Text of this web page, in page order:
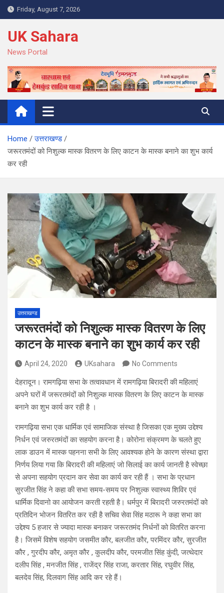
Skip
to
content
Friday, August 7, 2026
UK Sahara
News Portal
Home
उत्तराखण्ड
जरूरतमंदों को निशुल्क मास्क वितरण के लिए काटन के मास्क बनाने का शुभ कार्य
कर रही
उत्तराखण्ड
जरूरतमंदों को निशुल्क मास्क वितरण के लिए
काटन के मास्क बनाने का शुभ कार्य कर रही
April 24, 2020 UKsahara No Comments
देहरादून। रामगढ़िया सभा के तत्वावधान में रामगढ़िया बिरादरी की महिलाएं
अपने घरों में जरूरतमंदों को निशुल्क मास्क वितरण के लिए काटन के मास्क
बनाने का शुभ कार्य कर रही है ।
रामगढ़िया सभा एक धार्मिक एवं सामाजिक संस्था है जिसका एक मुख्य उद्देश्य
निर्धन एवं जरुरतमंदों का सहयोग करना है। कोरोना संक्रमण के चलते हुए
लाक डाउन में मास्क पहनना सभी के लिए आवश्यक होने के कारण संस्था द्वारा
निर्णय लिया गया कि बिरादरी की महिलाएं जो सिलाई का कार्य जानती है स्वेच्छा
से अपना सहयोग प्रदान कर सेवा का कार्य कर रही हैं । सभा के प्रधान
सुरजीत सिंह ने कहा की सभा समय-समय पर निशुल्क स्वास्थ्य शिविर एवं
धार्मिक दिवानो का आयोजन करती रहती है। धर्मपुर में बिरादरी जरुरतमंदों को
प्रतिदिन भोजन वितरित कर रही है सचिव सेवा सिंह मठारू ने कहा सभा का
उद्देश्य 5 हजार से ज्यादा मास्क बनाकर जरूरतमंद निर्धनों को वितरित करना
है। जिसमें विशेष सहयोग जसमीत कौर, बलजीत कौर, परमिंदर कौर, सुरजीत
कौर , गुरदीप कौर, अमृत कौर , कुलदीप कौर, परमजीत सिंह कुंदी, जत्थेदार
दलीप सिंह , मनजीत सिंह , राजेंद्र सिंह राजा, करतार सिंह, रघुवीर सिंह,
बलदेव सिंह, दिलवाग सिंह आदि कर रहे हैं।